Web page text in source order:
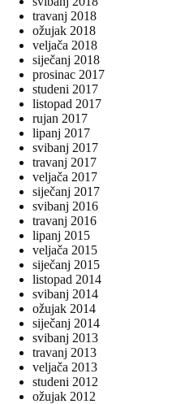
travanj 2018
ožujak 2018
veljača 2018
siječanj 2018
prosinac 2017
studeni 2017
listopad 2017
rujan 2017
lipanj 2017
svibanj 2017
travanj 2017
veljača 2017
siječanj 2017
svibanj 2016
travanj 2016
lipanj 2015
veljača 2015
siječanj 2015
listopad 2014
svibanj 2014
ožujak 2014
siječanj 2014
svibanj 2013
travanj 2013
veljača 2013
studeni 2012
ožujak 2012